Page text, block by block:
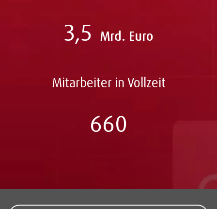
3,5 Mrd. Euro
Mitarbeiter in Vollzeit
660